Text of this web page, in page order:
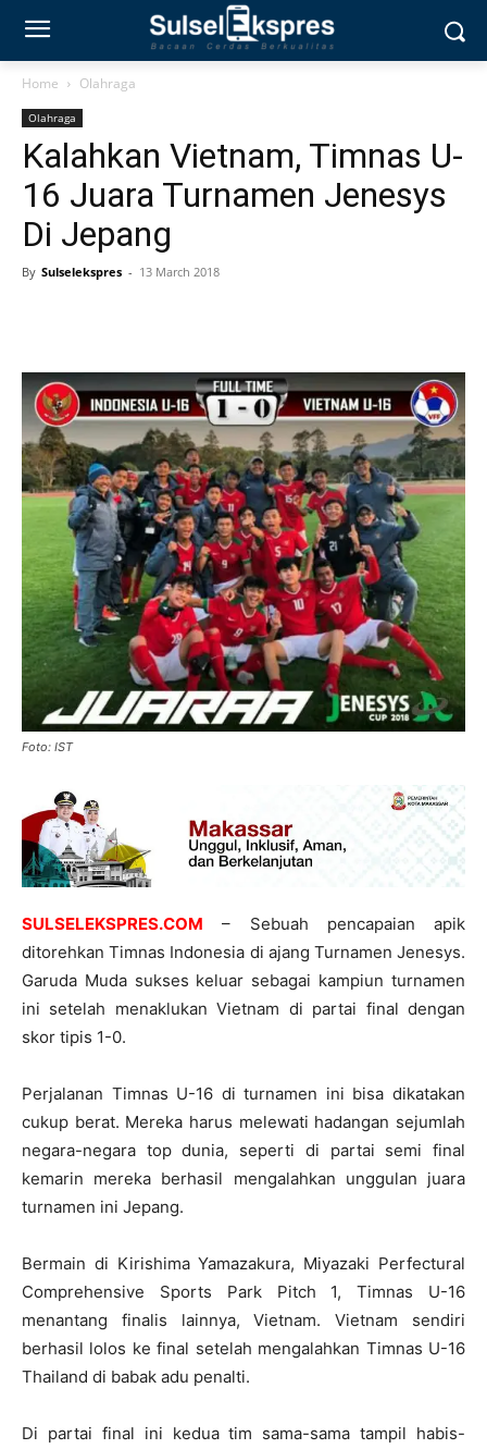
Home Olahraga
Olahraga
Kalahkan Vietnam, Timnas U-
16 Juara Turnamen Jenesys
Di Jepang
By Sulselekspres - 13 March 2018
Foto: IST
SULSELEKSPRES.COM
– Sebuah pencapaian apik
ditorehkan Timnas Indonesia di ajang Turnamen Jenesys.
Garuda Muda sukses keluar sebagai kampiun turnamen
ini setelah menaklukan Vietnam di partai final dengan
skor tipis 1-0.
Perjalanan Timnas U-16 di turnamen ini bisa dikatakan
cukup berat. Mereka harus melewati hadangan sejumlah
negara-negara top dunia, seperti di partai semi final
kemarin mereka berhasil mengalahkan unggulan juara
turnamen ini Jepang.
Bermain di Kirishima Yamazakura, Miyazaki Perfectural
Comprehensive Sports Park Pitch 1, Timnas U-16
menantang finalis lainnya, Vietnam. Vietnam sendiri
berhasil lolos ke final setelah mengalahkan Timnas U-16
Thailand di babak adu penalti.
Di partai final ini kedua tim sama-sama tampil habis-